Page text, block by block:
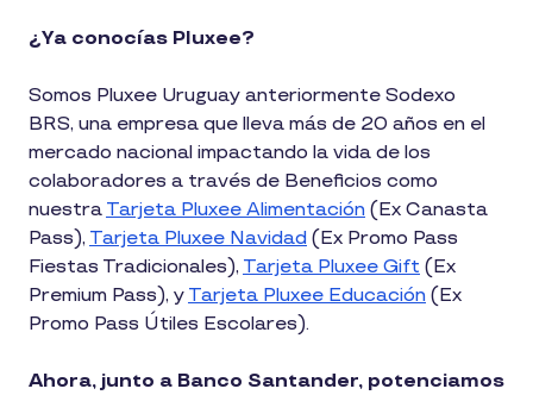
¿Ya conocías Pluxee?
Somos Pluxee Uruguay anteriormente Sodexo
BRS, una empresa que lleva más de 20 años en el
mercado nacional impactando la vida de los
colaboradores a través de Beneficios como
nuestra Tarjeta Pluxee Alimentación (Ex Canasta
Pass), Tarjeta Pluxee Navidad (Ex Promo Pass
Fiestas Tradicionales), Tarjeta Pluxee Gift (Ex
Premium Pass), y Tarjeta Pluxee Educación (Ex
Promo Pass Útiles Escolares).
Ahora, junto a Banco Santander, potenciamos